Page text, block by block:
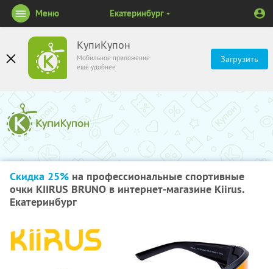
КупиКупон
Мобильное приложение
ещё удобнее
Загрузить
Меню Екатеринбург
Скидка 25% на профессиональные спортивные
очки KIIRUS BRUNO в интернет-магазине Kiirus.
Екатеринбург